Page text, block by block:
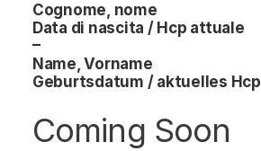
Cognome, nome
Data di nascita / Hcp attuale
–
Name, Vorname
Geburtsdatum / aktuelles Hcp
Coming Soon